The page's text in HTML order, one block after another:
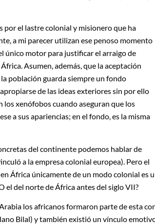
por el lastre colonial y misionero que ha
a mi parecer utilizan ese penoso momento
único motor para justificar el arraigo de
Asumen, además, que la aceptación
población guarda siempre un fondo
de las ideas exteriores sin por ello
los xenófobos cuando aseguran que los
a sus apariencias; en el fondo, es la misma
del continente podemos hablar de
a la empresa colonial europea). Pero el
África únicamente de un modo colonial es
el del norte de África antes del siglo VII?
los africanos formaron parte de esta
Bilal) y también existió un vínculo